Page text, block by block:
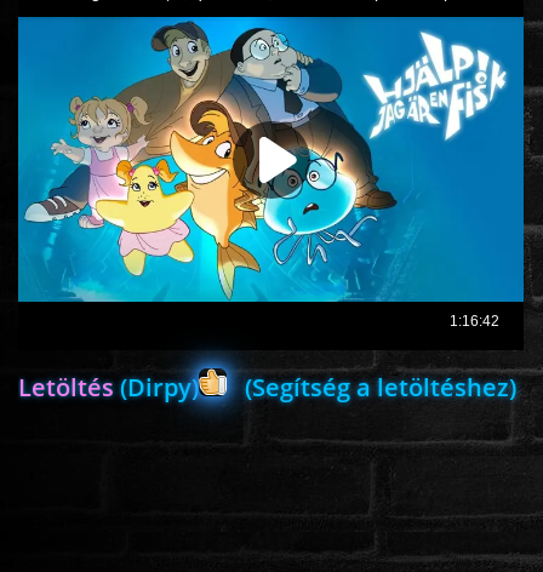
THRILLER
KRIMI
DRÁMA
HÁBORÚS
Letöltés(Dirpy) (Segítség a letöltéshez)